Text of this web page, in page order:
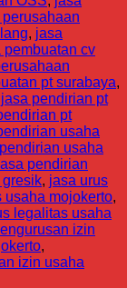
, jasa
pembuatan cv
pt surabaya,
jasa pendirian pt
pt
usaha
usaha
pendirian
, jasa urus
usaha mojokerto,
legalitas usaha
izin
,
izin usaha